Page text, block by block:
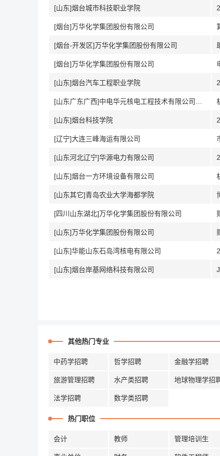
[山东]烟台城市科技职业学院
[烟台]万华化学集团股份有限公司
[烟台-开发区]万华化学集团股份有限公司
[烟台]万华化学集团股份有限公司
[山东]烟台汽车工程职业学院
[山东]烟台科技学院
[辽宁]大连三峰海运有限公司
[山东河北辽宁]华源电力有限公司
[山东]烟台一方环境设备有限公司
[山东其它]青岛农业大学海都学院
[四川山东湖北]万华化学集团股份有限公司
[山东]万华化学集团股份有限公司
[山东]华能山东石岛湾核电有限公司
[山东]烟台岸基网络科技有限公司
其他热门专业
中药学招聘 哲学招聘 金融学招聘
旅游管理招聘 水产类招聘 地球物理学招
法学招聘 数学类招聘
热门职位
会计 教师 管理培训生